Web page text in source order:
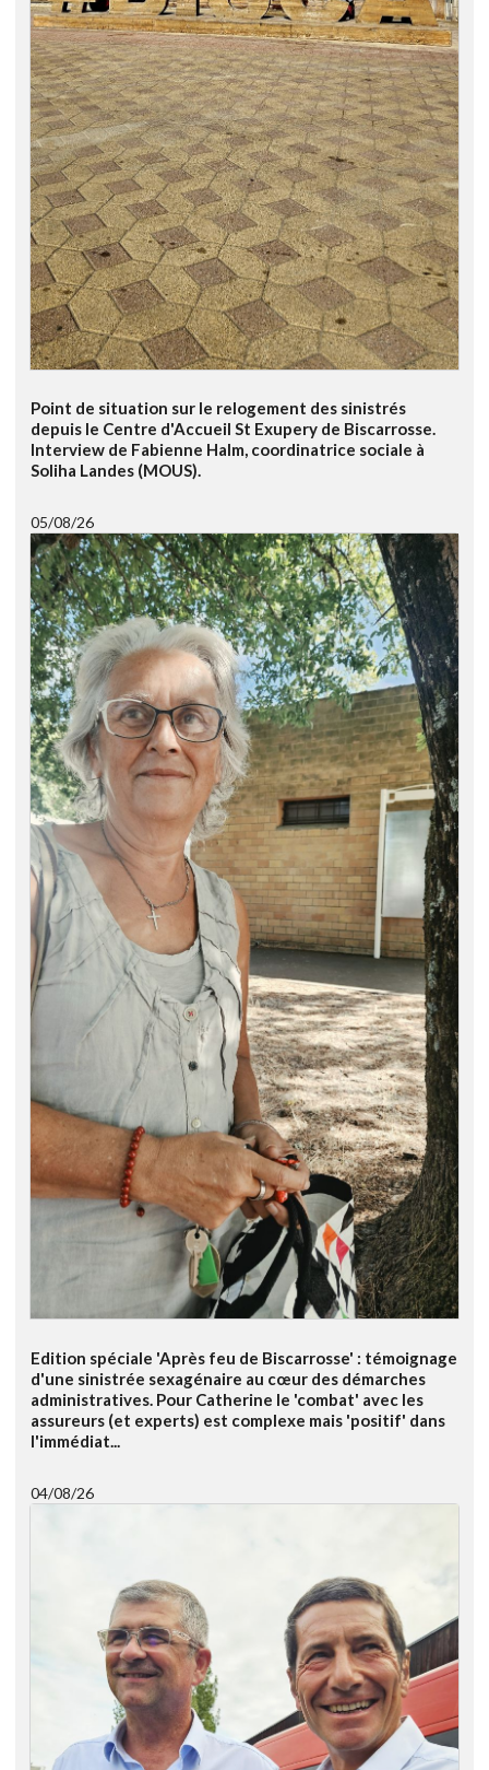
Point de situation sur le relogement des sinistrés
depuis le Centre d'Accueil St Exupery de Biscarrosse.
Interview de Fabienne Halm, coordinatrice sociale à
Soliha Landes (MOUS).
05/08/26
Edition spéciale 'Après feu de Biscarrosse' : témoignage
d'une sinistrée sexagénaire au cœur des démarches
administratives. Pour Catherine le 'combat' avec les
assureurs (et experts) est complexe mais 'positif' dans
l'immédiat...
04/08/26